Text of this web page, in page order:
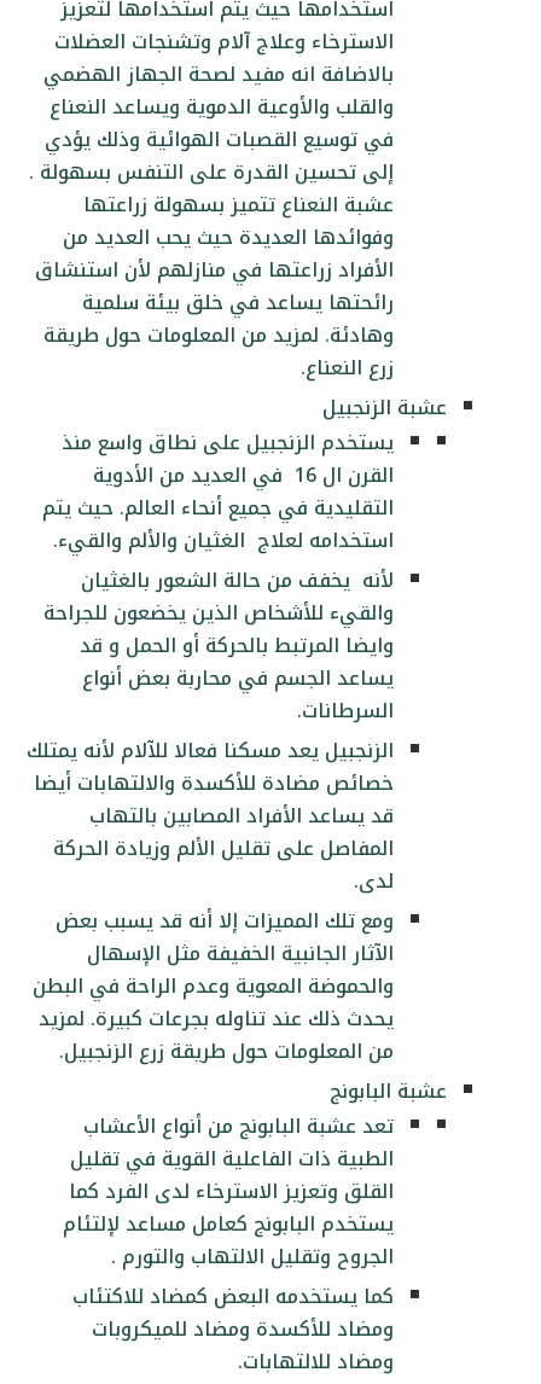
استخدامها حيث يتم استخدامها لتعزيز
الاسترخاء وعلاج آلام وتشنجات العضلات
بالاضافة انه مفيد لصحة الجهاز الهضمي
والقلب والأوعية الدموية ويساعد النعناع
في توسيع القصبات الهوائية وذلك يؤدي
إلى تحسين القدرة على التنفس بسهولة .
عشبة النعناع تتميز بسهولة زراعتها
وفوائدها العديدة حيث يحب العديد من
الأفراد زراعتها في منازلهم لأن استنشاق
رائحتها يساعد في خلق بيئة سلمية
وهادئة. لمزيد من المعلومات حول طريقة
زرع النعناع.
عشبة الزنجبيل
يستخدم الزنجبيل على نطاق واسع منذ
القرن ال 16 في العديد من الأدوية
التقليدية في جميع أنحاء العالم. حيث يتم
استخدامه لعلاج الغثيان والألم والقيء.
لأنه يخفف من حالة الشعور بالغثيان
والقيء للأشخاص الذين يخضعون للجراحة
وايضا المرتبط بالحركة أو الحمل و قد
يساعد الجسم في محاربة بعض أنواع
السرطانات.
الزنجبيل يعد مسكنا فعالا للآلام لأنه يمتلك
خصائص مضادة للأكسدة والالتهابات أيضا
قد يساعد الأفراد المصابين بالتهاب
المفاصل على تقليل الألم وزيادة الحركة
لدى.
ومع تلك المميزات إلا أنه قد يسبب بعض
الآثار الجانبية الخفيفة مثل الإسهال
والحموضة المعوية وعدم الراحة في البطن
يحدث ذلك عند تناوله بجرعات كبيرة. لمزيد
من المعلومات حول طريقة زرع الزنجبيل.
عشبة البابونج
تعد عشبة البابونج من أنواع الأعشاب
الطبية ذات الفاعلية القوية في تقليل
القلق وتعزيز الاسترخاء لدى الفرد كما
يستخدم البابونج كعامل مساعد لإلتئام
الجروح وتقليل الالتهاب والتورم .
كما يستخدمه البعض كمضاد للاكتئاب
ومضاد للأكسدة ومضاد للميكروبات
ومضاد للالتهابات.